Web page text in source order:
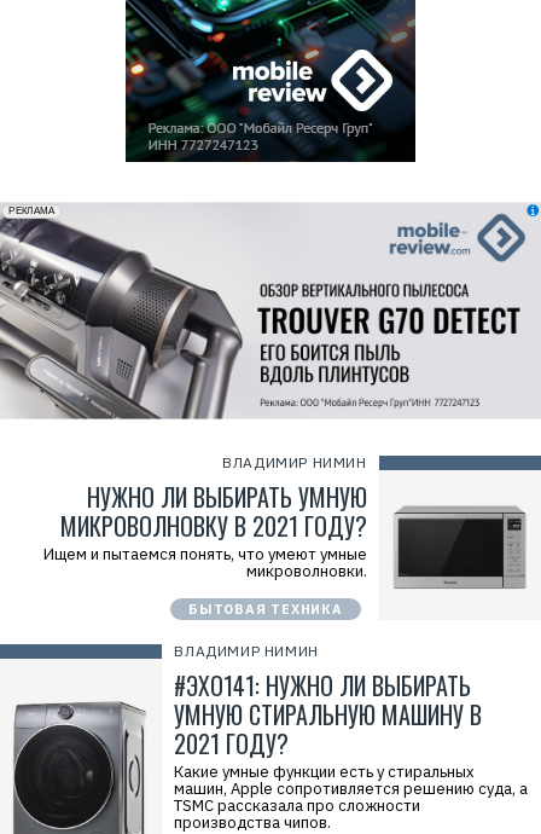
ВЛАДИМИР НИМИН
НУЖНО ЛИ ВЫБИРАТЬ УМНУЮ
МИКРОВОЛНОВКУ В 2021 ГОДУ?
Ищем и пытаемся понять, что умеют умные
микроволновки.
БЫТОВАЯ ТЕХНИКА
ВЛАДИМИР НИМИН
#ЭХО141: НУЖНО ЛИ ВЫБИРАТЬ
УМНУЮ СТИРАЛЬНУЮ МАШИНУ В
2021 ГОДУ?
Какие умные функции есть у стиральных
машин, Apple сопротивляется решению суда, а
TSMC рассказала про сложности
производства чипов.
erid: 2VfnxxmNzs5
РЕКЛАМА